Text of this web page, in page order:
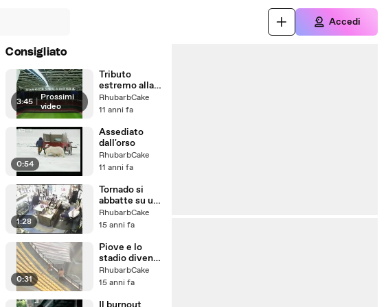
Accedi
Consigliato
3:45 | Prossimi
video
Tributo
estremo alla
montagna
RhubarbCake
11 anni fa
0:54
Assediato
dall'orso
RhubarbCake
11 anni fa
1:28
Tornado si
abbatte su un
negozio
RhubarbCake
15 anni fa
0:31
Piove e lo
stadio diventa
una piscina
RhubarbCake
15 anni fa